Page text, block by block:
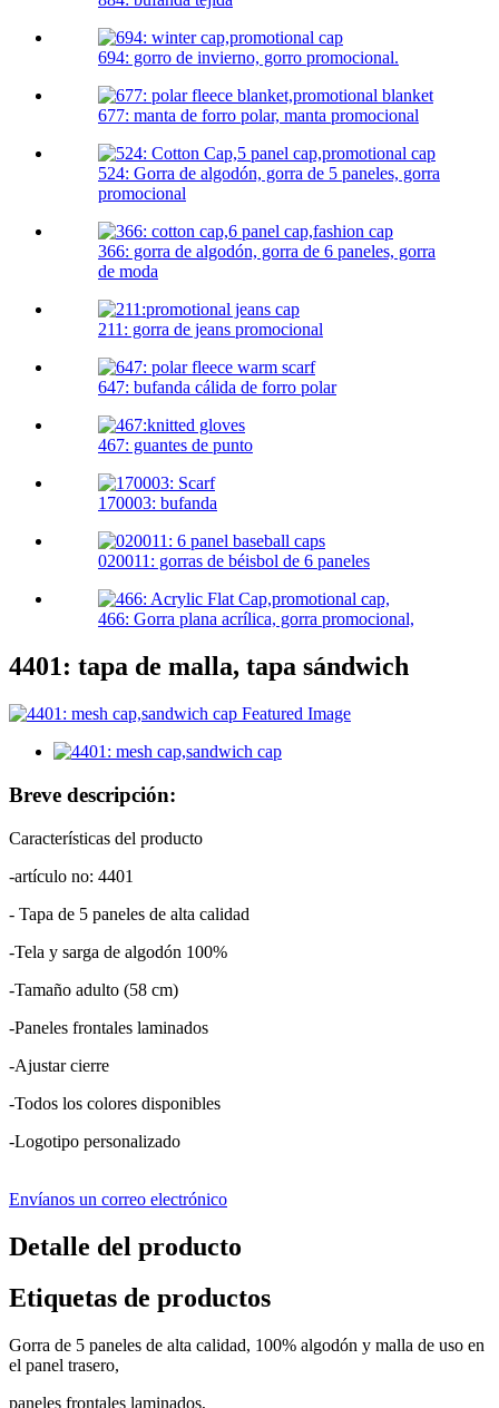
694: gorro de invierno, gorro promocional.
677: manta de forro polar, manta promocional
524: Gorra de algodón, gorra de 5 paneles, gorra
promocional
366: gorra de algodón, gorra de 6 paneles, gorra
de moda
211: gorra de jeans promocional
647: bufanda cálida de forro polar
467: guantes de punto
170003: bufanda
020011: gorras de béisbol de 6 paneles
466: Gorra plana acrílica, gorra promocional,
4401: tapa de malla, tapa sándwich
Breve descripción:
Características del producto
-artículo no: 4401
- Tapa de 5 paneles de alta calidad
-Tela y sarga de algodón 100%
-Tamaño adulto (58 cm)
-Paneles frontales laminados
-Ajustar cierre
-Todos los colores disponibles
-Logotipo personalizado
Envíanos un correo electrónico
Detalle del producto
Etiquetas de productos
Gorra de 5 paneles de alta calidad, 100% algodón y malla de uso en
el panel trasero,
paneles frontales laminados,